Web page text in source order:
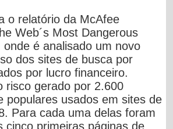
o relatório da McAfee
Web´s Most Dangerous
onde é analisado um novo
dos sites de busca por
por lucro financeiro.
risco gerado por 2.600
populares usados em sites de
Para cada uma delas foram
cinco primeiras páginas de